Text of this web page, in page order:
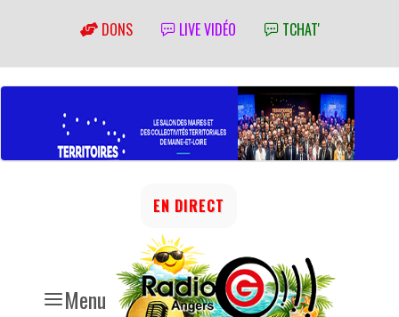
DONS LIVE VIDÉO TCHAT'
Menu
EN DIRECT